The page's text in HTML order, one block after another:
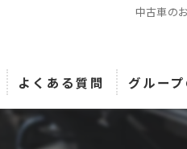
中古車の
よくある質問 グルー